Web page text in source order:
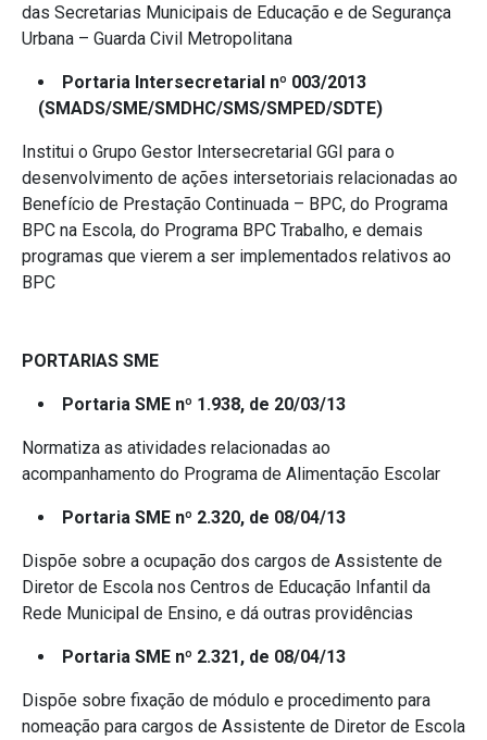
das Secretarias Municipais de Educação e de Segurança
Urbana – Guarda Civil Metropolitana
Portaria Intersecretarial nº 003/2013
(SMADS/SME/SMDHC/SMS/SMPED/SDTE)
Institui o Grupo Gestor Intersecretarial GGI para o
desenvolvimento de ações intersetoriais relacionadas ao
Benefício de Prestação Continuada – BPC, do Programa
BPC na Escola, do Programa BPC Trabalho, e demais
programas que vierem a ser implementados relativos ao
BPC
PORTARIAS SME
Portaria SME nº 1.938, de 20/03/13
Normatiza as atividades relacionadas ao
acompanhamento do Programa de Alimentação Escolar
Portaria SME nº 2.320, de 08/04/13
Dispõe sobre a ocupação dos cargos de Assistente de
Diretor de Escola nos Centros de Educação Infantil da
Rede Municipal de Ensino, e dá outras providências
Portaria SME nº 2.321, de 08/04/13
Dispõe sobre fixação de módulo e procedimento para
nomeação para cargos de Assistente de Diretor de Escola